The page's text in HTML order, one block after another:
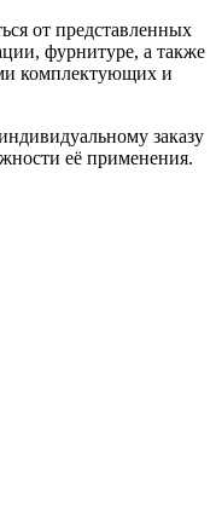
от представленных
фурнитуре, а также
комплектующих и
заказу
её применения.